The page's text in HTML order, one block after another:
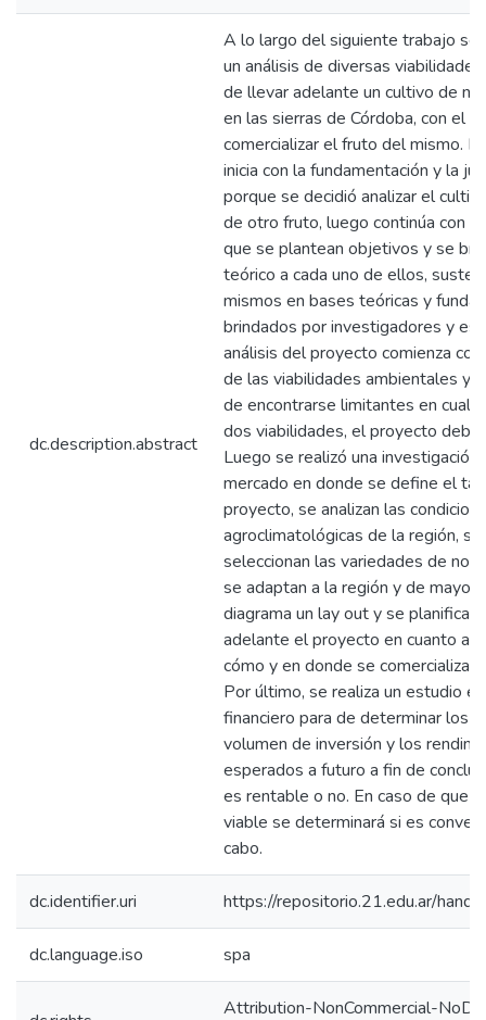
dc.description.abstract
A lo largo del siguiente trabajo se
un análisis de diversas
de llevar adelante un cultivo de
en las sierras de Córdoba, con el
comercializar el fruto del mismo.
inicia con la fundamentación y la
porque se decidió analizar el
de otro fruto, luego continúa con
que se plantean objetivos y se
teórico a cada uno de ellos,
mismos en bases teóricas y
brindados por investigadores y
análisis del proyecto comienza
de las viabilidades ambientales y
de encontrarse limitantes en
dos viabilidades, el proyecto debe
Luego se realizó una investigación
mercado en donde se define el
proyecto, se analizan las
agroclimatológicas de la región,
seleccionan las variedades de
se adaptan a la región y de mayor
diagrama un lay out y se planifica
adelante el proyecto en cuanto a
cómo y en donde se
Por último, se realiza un estudio
financiero para de determinar los
volumen de inversión y los
esperados a futuro a fin de
es rentable o no. En caso de que
viable se determinará si es
cabo.
dc.identifier.uri https://repositorio.21.edu.ar/
dc.language.iso spa
Attribution-NonCommercial-